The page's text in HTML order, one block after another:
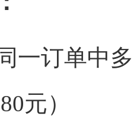
一订单中
元）